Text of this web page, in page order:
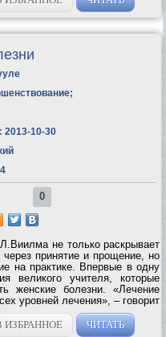
;
2013-10-30
0
не только раскрывает
принятие и прощение, но
на практике. Впервые в одну
великого учителя, которые
женские болезни. «Лечение
уровней лечения», – говорит
ИЗБРАННОЕ ЧИТАТЬ